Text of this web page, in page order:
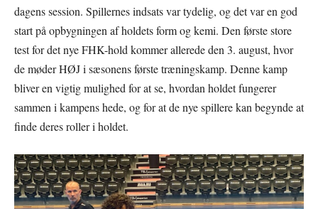
dagens session. Spillernes indsats var tydelig, og det var en god
start på opbygningen af holdets form og kemi. Den første store
test for det nye FHK-hold kommer allerede den 3. august, hvor
de møder HØJ i sæsonens første træningskamp. Denne kamp
bliver en vigtig mulighed for at se, hvordan holdet fungerer
sammen i kampens hede, og for at de nye spillere kan begynde at
finde deres roller i holdet.